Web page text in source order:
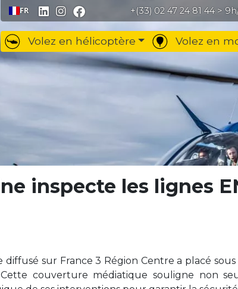
FR +(33) 02 47 24 81 44 >
Volez en hélicoptère Volez en
inspecte les lignes
sur France 3 Région Centre a placé
couverture médiatique souligne non